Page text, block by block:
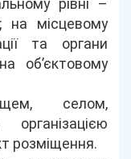
рівні –
на місцевому
та органи
об’єктовому
селом,
розміщення.